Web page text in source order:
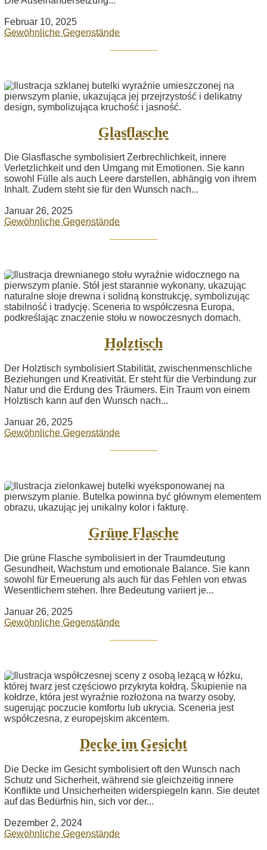
Februar 10, 2025
Gewöhnliche Gegenstände
Glasflasche
Die Glasflasche symbolisiert Zerbrechlichkeit, innere
Verletzlichkeit und den Umgang mit Emotionen. Sie kann
sowohl Fülle als auch Leere darstellen, abhängig von ihrem
Inhalt. Zudem steht sie für den Wunsch nach...
Januar 26, 2025
Gewöhnliche Gegenstände
Holztisch
Der Holztisch symbolisiert Stabilität, zwischenmenschliche
Beziehungen und Kreativität. Er steht für die Verbindung zur
Natur und die Erdung des Träumers. Ein Traum von einem
Holztisch kann auf den Wunsch nach...
Januar 26, 2025
Gewöhnliche Gegenstände
Grüne Flasche
Die grüne Flasche symbolisiert in der Traumdeutung
Gesundheit, Wachstum und emotionale Balance. Sie kann
sowohl für Erneuerung als auch für das Fehlen von etwas
Wesentlichem stehen. Ihre Bedeutung variiert je...
Januar 26, 2025
Gewöhnliche Gegenstände
Decke im Gesicht
Die Decke im Gesicht symbolisiert oft den Wunsch nach
Schutz und Sicherheit, während sie gleichzeitig innere
Konflikte und Unsicherheiten widerspiegeln kann. Sie deutet
auf das Bedürfnis hin, sich vor der...
Dezember 2, 2024
Gewöhnliche Gegenstände